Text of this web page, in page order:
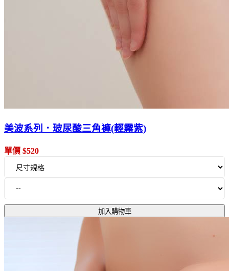
美波系列．玻尿酸三角褲(輕霧紫)
單價 $520
加入購物車